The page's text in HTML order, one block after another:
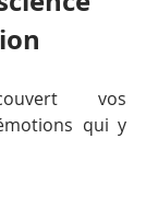
vos
qui y